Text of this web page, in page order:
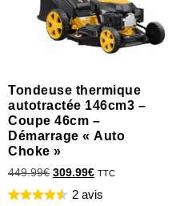
Tondeuse thermique
autotractée 146cm3 –
Coupe 46cm –
Démarrage « Auto
Choke »
449.99€ 309.99€ TTC
2 avis